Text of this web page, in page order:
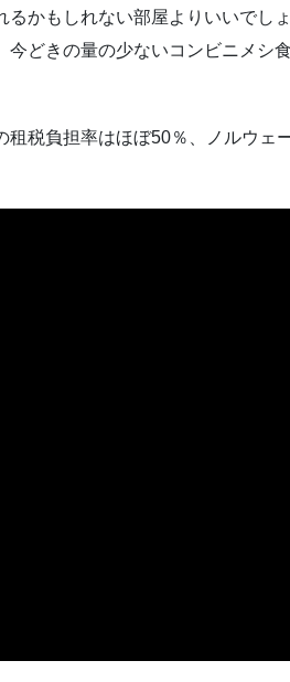
るかもしれない部屋よりいいで
どきの量の少ないコンビニメシ
税負担率はほぼ50％、ノルウェ